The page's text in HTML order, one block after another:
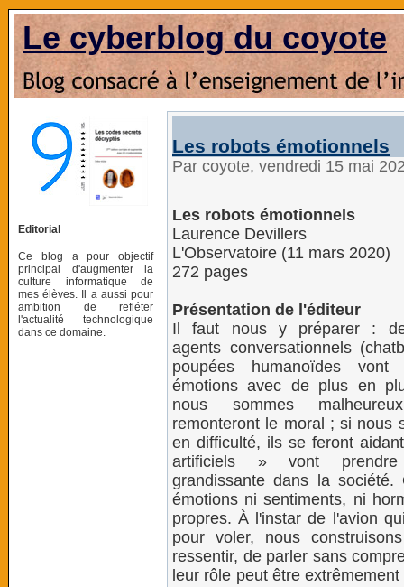
Le cyberblog du coyote
Editorial
Ce blog a pour objectif
principal d'augmenter la
culture informatique de
mes élèves. Il a aussi pour
ambition de refléter
l'actualité technologique
dans ce domaine.
Les robots émotionnels
Par coyote, vendredi 15 mai
Les robots émotionnels
Laurence Devillers
L'Observatoire (11 mars 2020)
272 pages
Présentation de l'éditeur
Il faut nous y préparer :
agents conversationnels
poupées humanoïdes vont
émotions avec de plus en
nous sommes
remonteront le moral ; si nous
en difficulté, ils se feront
artificiels » vont
grandissante dans la
émotions ni sentiments, ni
propres. À l'instar de l'avion
pour voler, nous
ressentir, de parler sans
leur rôle peut être